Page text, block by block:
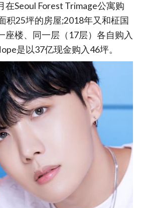
在Seoul Forest Trimage公寓购
积25坪的房屋;2018年又和柾国
座楼、同一层（17层）各自购入
是以37亿现金购入46坪。